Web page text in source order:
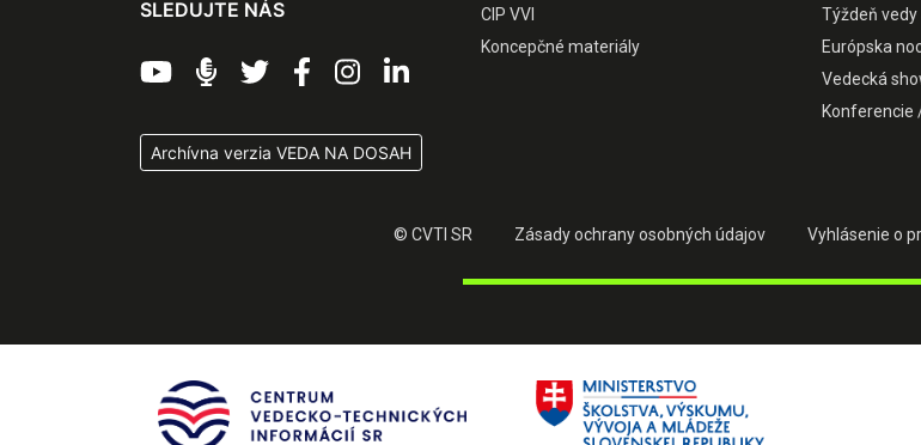
SLEDUJTE NÁS
Archívna verzia VEDA NA DOSAH
CIP VVI
Koncepčné materiály
Týždeň
Európska
Vedecká
Konferencie
© CVTI SR Zásady ochrany osobných údajov Vyhlásenie o